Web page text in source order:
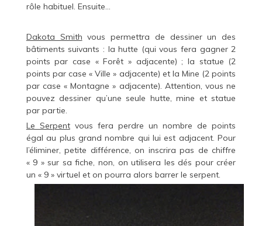
rôle habituel. Ensuite…
Dakota Smith vous permettra de dessiner un des
bâtiments suivants : la hutte (qui vous fera gagner 2
points par case « Forêt » adjacente) ; la statue (2
points par case « Ville » adjacente) et la Mine (2 points
par case « Montagne » adjacente). Attention, vous ne
pouvez dessiner qu’une seule hutte, mine et statue
par partie.
Le Serpentvous fera perdre un nombre de points
égal au plus grand nombre qui lui est adjacent. Pour
l’éliminer, petite différence, on inscrira pas de chiffre
« 9 » sur sa fiche, non, on utilisera les dés pour créer
un « 9 » virtuel et on pourra alors barrer le serpent.